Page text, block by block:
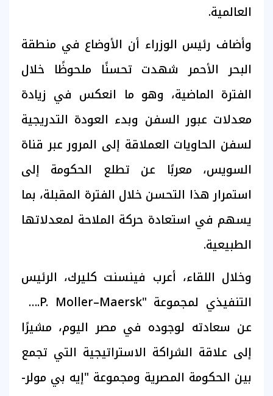
العالمية.
وأضاف رئيس الوزراء أن الأوضاع في منطقة
البحر الأحمر شهدت تحسنًا ملحوظًا خلال
الفترة الماضية، وهو ما انعكس في زيادة
معدلات عبور السفن وبدء العودة التدريجية
لسفن الحاويات العملاقة إلى المرور عبر قناة
السويس، معربًا عن تطلع الحكومة إلى
استمرار هذا التحسن خلال الفترة المقبلة، بما
يسهم في استعادة حركة الملاحة لمعدلاتها
الطبيعية.
وخلال اللقاء، أعرب فينسنت كليرك، الرئيس
التنفيذي لمجموعة "A.P. Moller–Maersk"،
عن سعادته لوجوده في مصر اليوم، مشيرًا
إلى علاقة الشراكة الاستراتيجية التي تجمع
بين الحكومة المصرية ومجموعة "إيه بي مولر-